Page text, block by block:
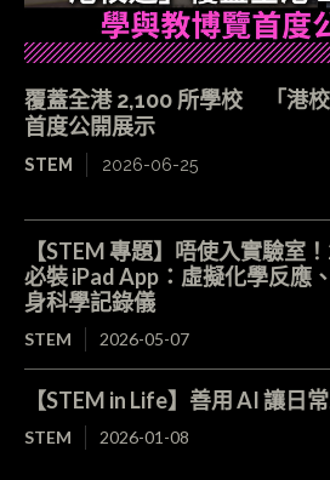
覆蓋全港 2,100 所學校 「港
首度公開展示
STEM 2026-06-25
【STEM 專題】唔使入實驗室
必裝 iPad App：虛擬化學反應
身科學記錄儀
STEM 2026-05-07
【STEM in Life】善用 AI 讓日
STEM 2026-01-08